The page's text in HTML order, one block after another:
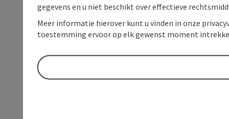
gegevens en u niet beschikt over effectieve
Meer informatie hierover kunt u vinden in onze
toestemming ervoor op elk gewenst moment